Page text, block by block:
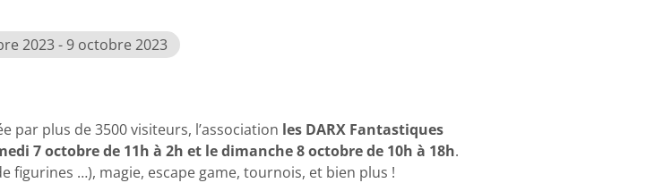
2023 - 9 octobre 2023
plus de 3500 visiteurs, l’association les DARX Fantastiques
7 octobre de 11h à 2h et le dimanche 8 octobre de 10h à 18h.
figurines …), magie, escape game, tournois, et bien plus !